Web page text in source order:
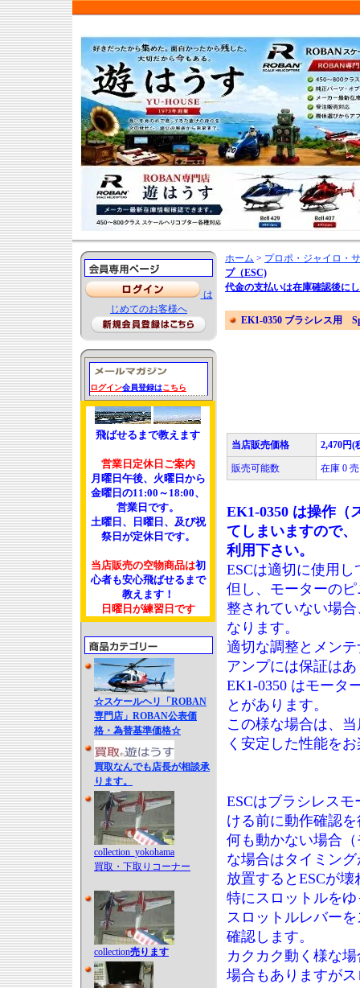
は
じめてのお客様へ
ログイン会員登録はこちら
飛ばせるまで教えます
営業日定休日ご案内
月曜日午後、火曜日から
金曜日の11:00～18:00、
営業日です。
土曜日、日曜日、及び祝
祭日が定休日です。
当店販売の空物商品は初
心者も安心飛ばせるまで
教えます！
日曜日が練習日です
☆スケールヘリ「ROBAN
専門店」ROBAN公表価
格・為替基準価格☆
買取なんでも店長が相談承
ります。
collection_yokohama
買取・下取りコーナー
collection売ります
ホーム > プロポ・ジャイロ・
プ（ESC)
代金の支払いは在庫確認後に
EK1-0350 ブラシレス用
当店販売価格 2,470円(
販売可能数 在庫 0
EK1-0350 は操作（
てしまいますので
利用下さい。
ESCは適切に使用
但し、モーターの
整されていない場
なります。
適切な調整とメン
アンプには保証は
EK1-0350 はモータ
とがあります。
この様な場合は、
く安定した性能を
ESCはブラシレス
ける前に動作確認
何も動かない場合
な場合はタイミン
放置するとESCが壊
特にスロットルを
スロットルレバー
確認します。
カクカク動く様な
場合もありますが